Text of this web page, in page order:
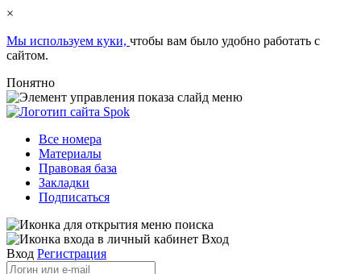
×
Мы используем куки, чтобы вам было удобно работать с
сайтом.
Понятно
Все номера
Материалы
Правовая база
Закладки
Подписаться
Вход
Вход Регистрация